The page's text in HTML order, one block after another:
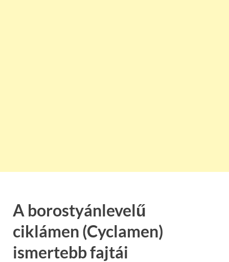
A borostyánlevelű
ciklámen (Cyclamen)
ismertebb fajtái